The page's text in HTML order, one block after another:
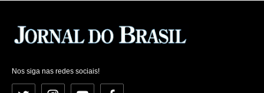
Nos siga nas redes sociais!